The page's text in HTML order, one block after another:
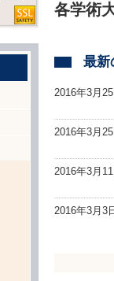
各学術
最新
2016年3月25
2016年3月25
2016年3月11
2016年3月3